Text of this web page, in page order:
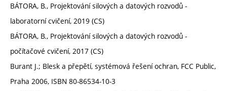
BÁTORA, B., Projektování silových a datových rozvodů -
laboratorní cvičení, 2019 (CS)
BÁTORA, B., Projektování silových a datových rozvodů -
počítačové cvičení, 2017 (CS)
Burant J.; Blesk a přepětí, systémová řešení ochran, FCC Public,
Praha 2006, ISBN 80-86534-10-3